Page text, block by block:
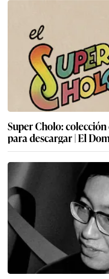
Super Cholo:
para descargar | El